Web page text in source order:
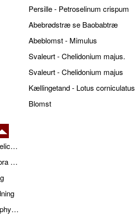
Persille - Petroselinum crispum
Abebrødstræ se Baobabtræ
Abeblomst - Mimulus
Svaleurt - Chelidonium majus.
Svaleurt - Chelidonium majus
Kællingetand - Lotus corniculatus
Blomst
Fingerphilodendron - Monstera deliciosa - pasning
Bougainvillea - Bougainvillea glabra - pasning
Paraplyplante - Schefflera actinophylla - pasning